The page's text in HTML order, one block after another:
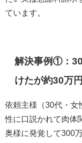
ています。
解決事例①：
けたが約30万
依頼主様（30代・女
性に口説かれて肉体
奥様に発覚して300